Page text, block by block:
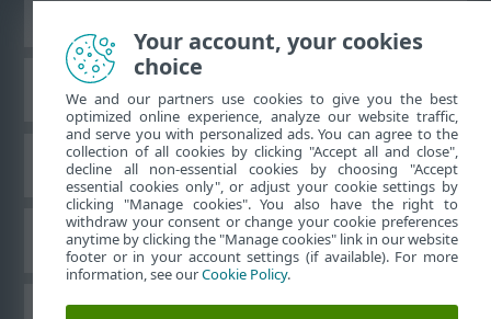
Databáza znalostí ESET
ESET Fórum
Technická podpora
Your account, your cookies
choice
We and our partners use cookies to give you the best
optimized online experience, analyze our website traffic,
and serve you with personalized ads. You can agree to the
collection of all cookies by clicking "Accept all and close",
decline all non-essential cookies by choosing "Accept
essential cookies only", or adjust your cookie settings by
clicking "Manage cookies". You also have the right to
withdraw your consent or change your cookie preferences
anytime by clicking the "Manage cookies" link in our website
footer or in your account settings (if available). For more
information, see ourCookie Policy.